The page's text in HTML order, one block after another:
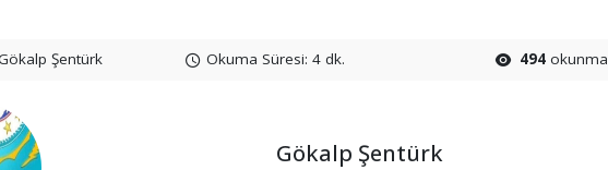
Şentürk Okuma Süresi: 4 dk. 494 okunma
Gökalp Şentürk